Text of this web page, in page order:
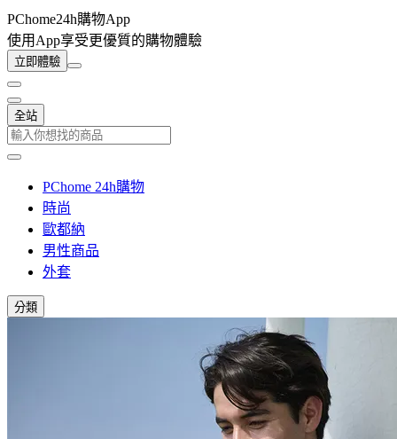
PChome24h購物App
使用App享受更優質的購物體驗
立即體驗
全站
PChome 24h購物
時尚
歐都納
男性商品
外套
分類